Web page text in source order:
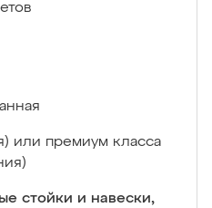
или премиум класса
стойки и навески,